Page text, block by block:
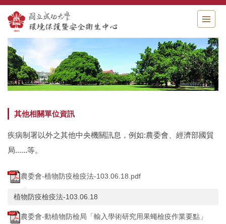
跳
到
主
要
內
容
區
其他相關單位資訊
疾病制署以外之其他中央機關訊息，例如:農委會、經濟部國貿
局......等。
農委會-植物防疫檢疫法-103.06.18.pdf
植物防疫檢疫法-103.06.18
農委會-動植物防檢局「輸入學術研究用果蠅檢疫作業要點」